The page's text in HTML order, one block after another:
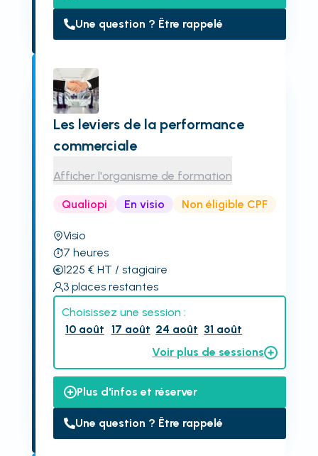
Une question ? Être rappelé
Les leviers de la performance
commerciale
Afficher l'organisme de formation
Qualiopi En visio Non éligible CPF
Visio
7 heures
1225 € HT / stagiaire
3 places restantes
Choisissez une session :
10 août 17 août 24 août 31 août
Voir plus de sessions
Plus d'infos et réserver
Une question ? Être rappelé